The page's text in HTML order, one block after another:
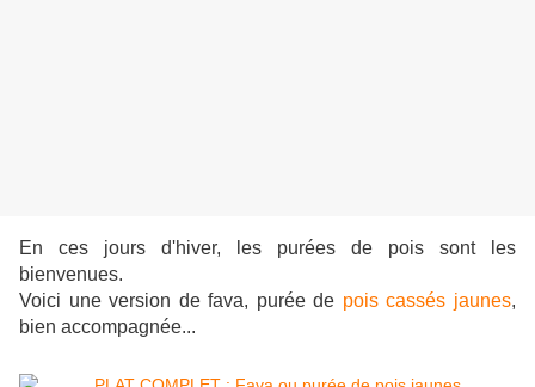
En ces jours d'hiver, les purées de pois sont les
bienvenues.
Voici une version de fava, purée de pois cassés jaunes,
bien accompagnée...